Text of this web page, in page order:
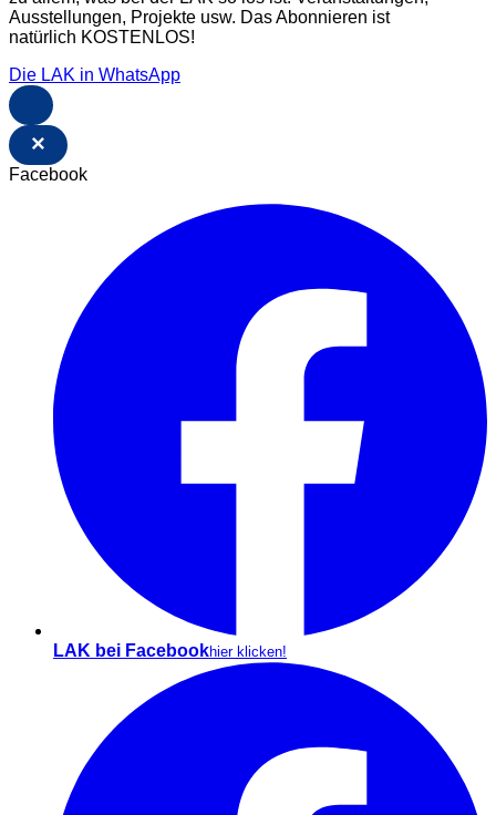
Ausstellungen, Projekte usw. Das Abonnieren ist
natürlich KOSTENLOS!
Die LAK in WhatsApp
×
Facebook
LAK bei Facebookhier klicken!